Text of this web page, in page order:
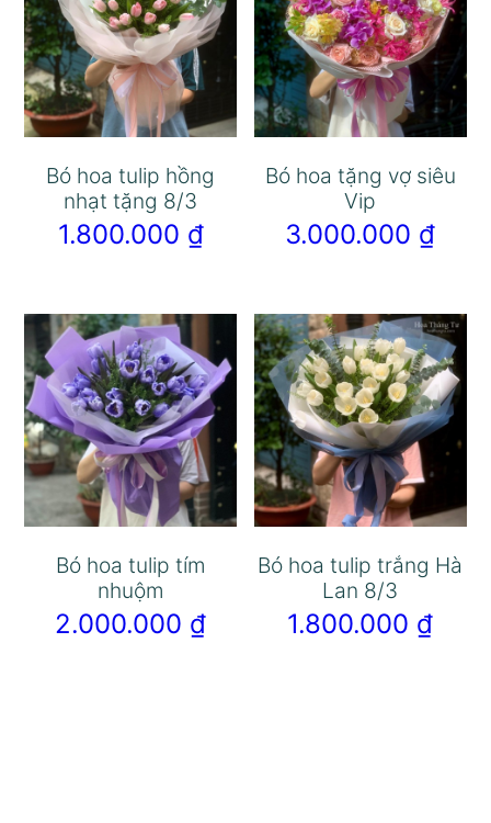
Bó hoa tulip hồng
nhạt tặng 8/3
1.800.000 ₫
Bó hoa tặng vợ siêu
Vip
3.000.000 ₫
Bó hoa tulip tím
nhuộm
2.000.000 ₫
Bó hoa tulip trắng Hà
Lan 8/3
1.800.000 ₫